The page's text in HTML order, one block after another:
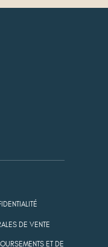
DE VENTE
ET DE